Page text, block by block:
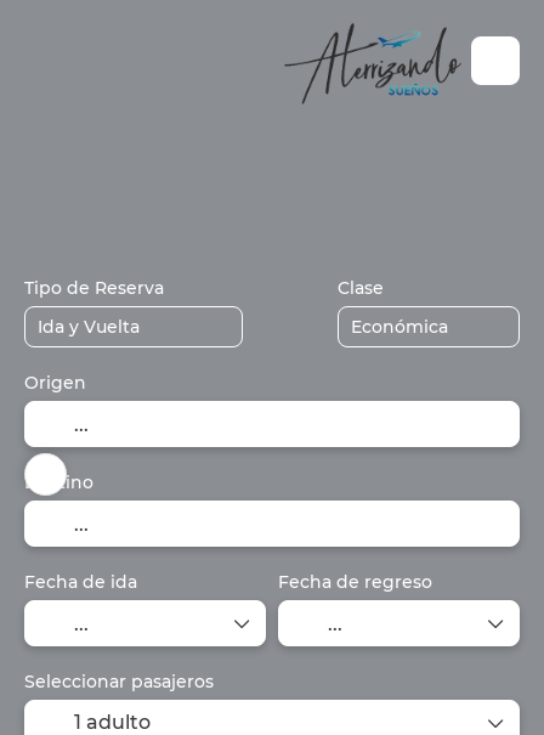
Tipo de Reserva Clase
Origen
Destino
Fecha de ida Fecha de regreso
Seleccionar pasajeros
1 adulto